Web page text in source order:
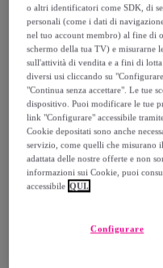
Consegna
Consegna da5 €
Gratuita da 29,99 € di
Consegna: tra il10/08e
Come funziona?
o altri identificatori come SDK, di
personali (come i dati di
nel tuo account membro) al fine di
schermo della tua TV) e misurarne
sull'attività di vendita e a fini di
diversi usi cliccando su
"Continua senza accettare". Le tue
dispositivo. Puoi modificare le tue
link "Configurare" accessibile
Cookie depositati sono anche
servizio, come quelli che misurano
adattata delle nostre offerte e non
informazioni sui Cookie, puoi
accessibile QUI.
Configurare